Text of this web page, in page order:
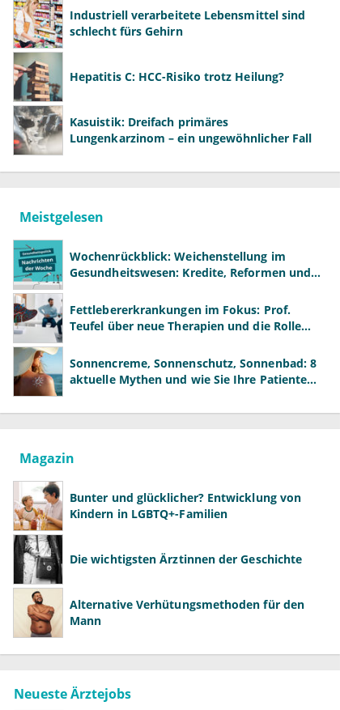
Industriell verarbeitete Lebensmittel sind
schlecht fürs Gehirn
Hepatitis C: HCC-Risiko trotz Heilung?
Kasuistik: Dreifach primäres
Lungenkarzinom – ein ungewöhnlicher Fall
Meistgelesen
Wochenrückblick: Weichenstellung im
Gesundheitswesen: Kredite, Reformen und
Fettlebererkrankungen im Fokus: Prof.
Teufel über neue Therapien und die Rolle
Sonnencreme, Sonnenschutz, Sonnenbad: 8
aktuelle Mythen und wie Sie Ihre Patienten
Magazin
Bunter und glücklicher? Entwicklung von
Kindern in LGBTQ+-Familien
Die wichtigsten Ärztinnen der Geschichte
Alternative Verhütungsmethoden für den
Mann
Neueste Ärztejobs